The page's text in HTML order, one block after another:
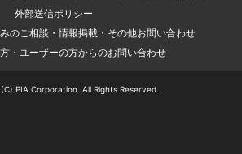
外部送信ポリシー
のご相談・情報掲載・その他お問い合わせ
・ユーザーの方からのお問い合わせ
PIA Corporation. All Rights Reserved.